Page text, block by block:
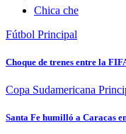
Chica che
Fútbol Principal
Choque de trenes entre la
Copa Sudamericana
Santa Fe humilló a Caracas